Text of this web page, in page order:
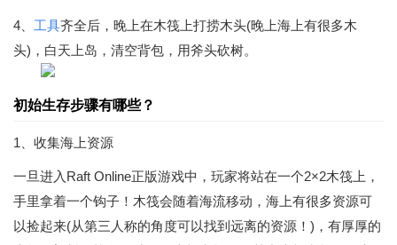
4、 工具齐全后，晚上在木筏上打捞木头(晚上海上有很多木
头)，白天上岛，清空背包，用斧头砍树。
初始生存步骤有哪些？
1、收集海上资源
一旦进入Raft Online正版游戏中，玩家将站在一个2×2木筏上，
手里拿着一个钩子！木筏会随着海流移动，海上有很多资源可
以捡起来(从第三人称的角度可以找到远离的资源！)，有厚厚的